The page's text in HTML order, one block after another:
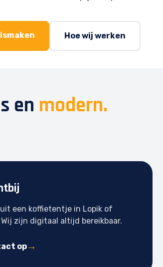
Hoe wij werken
en modern.
een koffietentje in Lopik of
zijn digitaal altijd bereikbaar.
op